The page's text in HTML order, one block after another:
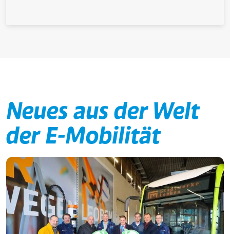
Neues aus der Welt
der E-Mobilität